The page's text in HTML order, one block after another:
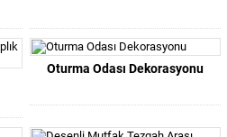
Oturma Odası Dekorasyonu